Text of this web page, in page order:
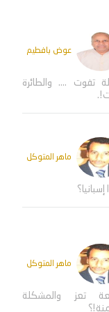
عوض بافطيم
تفوت .... والطائرة
ماهر المتوكل
إسبانيا؟
ماهر المتوكل
تعز والمشكلة